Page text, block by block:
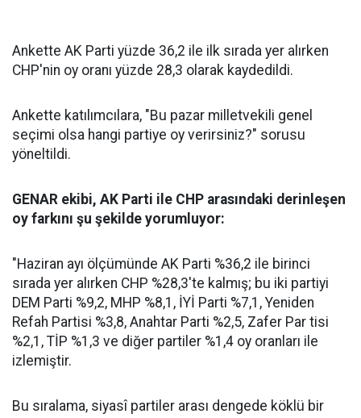
Ankette AK Parti yüzde 36,2 ile ilk sırada yer alırken
CHP'nin oy oranı yüzde 28,3 olarak kaydedildi.
Ankette katılımcılara, "Bu pazar milletvekili genel
seçimi olsa hangi partiye oy verirsiniz?" sorusu
yöneltildi.
GENAR ekibi, AK Parti ile CHP arasındaki derinleşen
oy farkını şu şekilde yorumluyor:
"Haziran ayı ölçümünde AK Parti %36,2 ile birinci
sırada yer alırken CHP %28,3'te kalmış; bu iki partiyi
DEM Parti %9,2, MHP %8,1, İYİ Parti %7,1, Yeniden
Refah Partisi %3,8, Anahtar Parti %2,5, Zafer Par tisi
%2,1, TİP %1,3 ve diğer partiler %1,4 oy oranları ile
izlemiştir.
Bu sıralama, siyasî partiler arası dengede köklü bir